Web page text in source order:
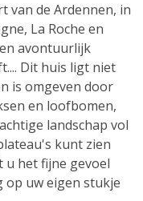
van de Ardennen, in
La Roche en
avontuurlijk
Dit huis ligt niet
is omgeven door
en loofbomen,
landschap vol
kunt zien
het fijne gevoel
op uw eigen stukje